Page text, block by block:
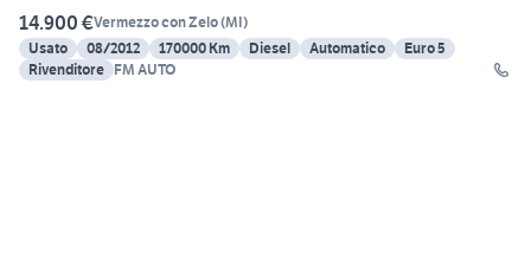
14.900 €Vermezzo con Zelo(MI)
Usato
08/2012 170000 Km Diesel Automatico
Euro 5
Rivenditore FM AUTO